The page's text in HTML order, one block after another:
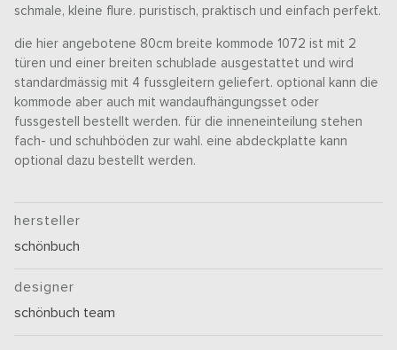
schmale, kleine flure. puristisch, praktisch und einfach perfekt.
die hier angebotene 80cm breite kommode 1072 ist mit 2
türen und einer breiten schublade ausgestattet und wird
standardmässig mit 4 fussgleitern geliefert. optional kann die
kommode aber auch mit wandaufhängungsset oder
fussgestell bestellt werden. für die inneneinteilung stehen
fach- und schuhböden zur wahl. eine abdeckplatte kann
optional dazu bestellt werden.
hersteller
schönbuch
designer
schönbuch team